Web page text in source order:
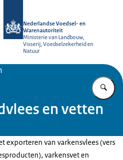
Nederlandse Voedsel- en
Warenautoriteit
Ministerie van Landbouw,
Visserij, Voedselzekerheid en
Natuur
en vetten
exporteren van varkensvlees (vers
varkensvet en